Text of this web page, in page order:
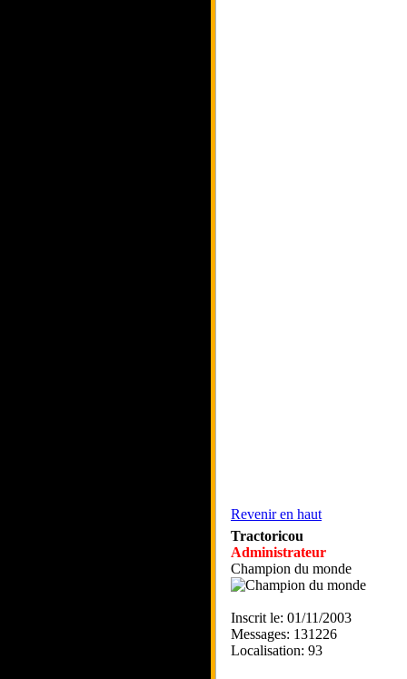
Revenir en haut
Tractoricou
Administrateur
Champion du monde
Inscrit le: 01/11/2003
Messages: 131226
Localisation: 93